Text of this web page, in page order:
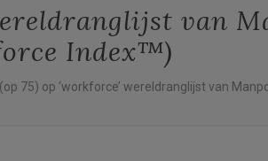
van
Index™)
75) op ‘workforce’ wereldranglijst van